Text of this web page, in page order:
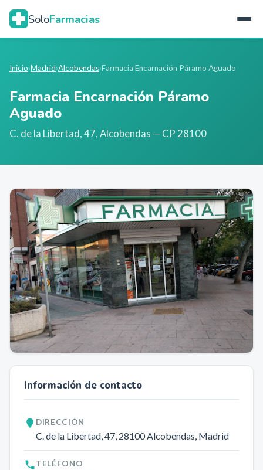
SoloFarmacias
Inicio›Madrid›Alcobendas›Farmacia Encarnación Páramo Aguado
Farmacia Encarnación Páramo
Aguado
C. de la Libertad, 47,Alcobendas — CP 28100
Información de contacto
DIRECCIÓN
C. de la Libertad, 47, 28100Alcobendas, Madrid
TELÉFONO